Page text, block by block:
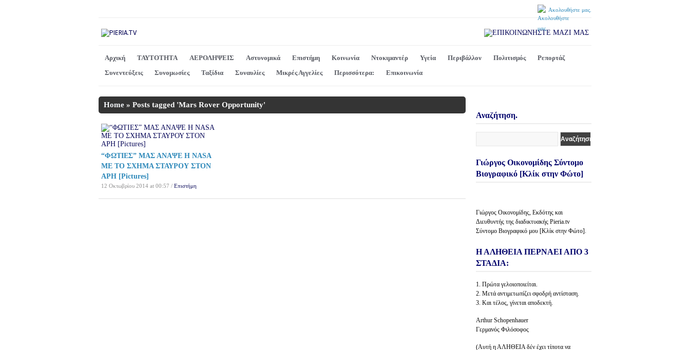
Ακολουθήστε μας.
Αρχική ΤΑΥΤΟΤΗΤΑ ΑΕΡΟΛΗΨΕΙΣ Αστυνομικά Επιστήμη Κοινωνία Ντοκιμαντέρ Υγεία Περιβάλλον Πολιτισμός
Ρεπορτάζ
Συνεντεύξεις
Συνομωσίες Ταξίδια Συναυλίες Μικρές Αγγελίες Περισσότερα: Επικοινωνία
Home » Posts tagged 'Mars Rover Opportunity'
“ΦΩΤΙΕΣ” ΜΑΣ ΑΝΑΨΕ Η NASA
ΜΕ ΤΟ ΣΧΗΜΑ ΣΤΑΥΡΟΥ ΣΤΟΝ
ΑΡΗ [Pictures]
12 Οκτωβρίου 2014 at 00:57 / Επιστήμη
Αναζήτηση.
Γιώργος Οικονομίδης Σύντομο
Βιογραφικό [Κλίκ στην Φώτο]
Γιώργος Οικονομίδης, Εκδότης και
Διευθυντής της διαδικτυακής Pieria.tv
Σύντομο Βιογραφικό μου [Κλίκ στην Φώτο].
Η ΑΛΗΘΕΙΑ ΠΕΡΝΑΕΙ ΑΠΟ 3
ΣΤΑΔΙΑ:
1. Πρώτα γελοιοποιείται.
2. Μετά αντιμετωπίζει σφοδρή αντίσταση.
3. Και τέλος, γίνεται αποδεκτή.
Arthur Schopenhauer
Γερμανός Φιλόσοφος
(Αυτή η ΑΛΗΘΕΙΑ δέν έχει τίποτα να